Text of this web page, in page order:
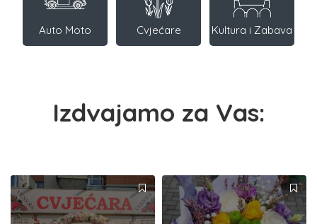
Auto Moto Cvjećare Kultura i Zabava
Izdvajamo za Vas: